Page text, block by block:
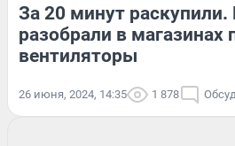
За 20 минут
разобрали в магазинах
вентиляторы
26 июня, 2024, 14:35 1 878